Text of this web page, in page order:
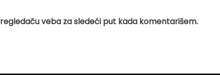
veba za sledeći put kada komentarišem.